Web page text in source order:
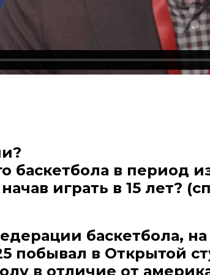
?
баскетбола в период
играть в 15 лет?
баскетбола,
побывал в Открытой
в отличие от